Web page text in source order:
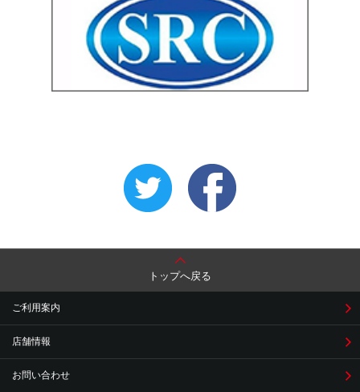
トップへ戻る
ご利用案内
店舗情報
お問い合わせ